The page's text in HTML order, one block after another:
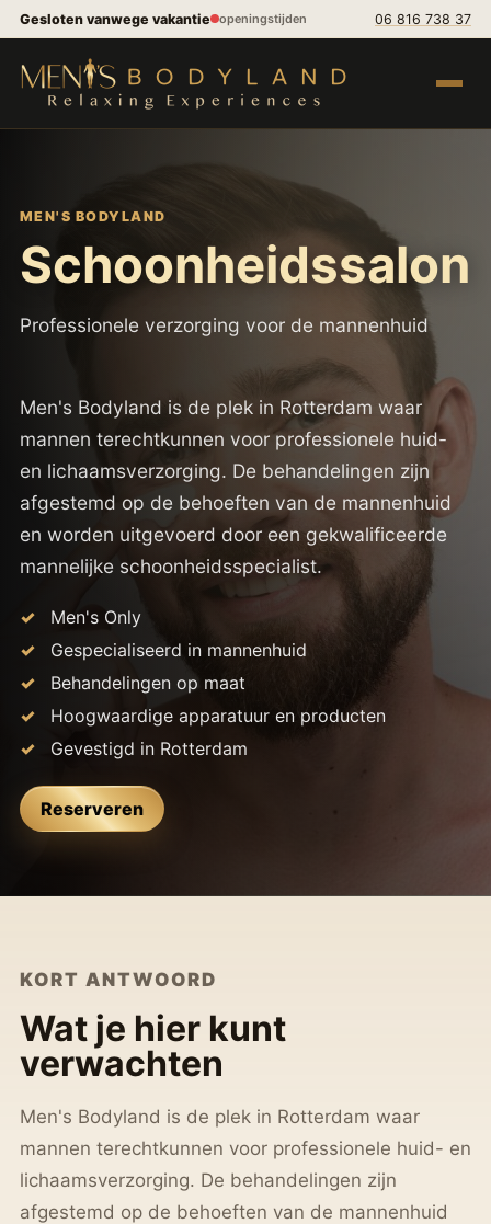
Spring naar inhoud
Gesloten vanwege vakantie openingstijden 06 816 738 37
Menu
MEN'S BODYLAND
Schoonheidssalon
Professionele verzorging voor de mannenhuid
Men's Bodyland is de plek in Rotterdam waar
mannen terechtkunnen voor professionele huid-
en lichaamsverzorging. De behandelingen zijn
afgestemd op de behoeften van de mannenhuid
en worden uitgevoerd door een gekwalificeerde
mannelijke schoonheidsspecialist.
Men's Only
Gespecialiseerd in mannenhuid
Behandelingen op maat
Hoogwaardige apparatuur en producten
Gevestigd in Rotterdam
Reserveren
KORT ANTWOORD
Wat je hier kunt
verwachten
Men's Bodyland is de plek in Rotterdam waar
mannen terechtkunnen voor professionele huid- en
lichaamsverzorging. De behandelingen zijn
afgestemd op de behoeften van de mannenhuid